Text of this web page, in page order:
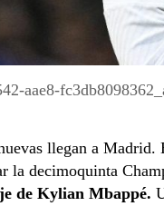
aae8-
llegan a Madrid.
la decimoquinta
de Kylian Mbappé.